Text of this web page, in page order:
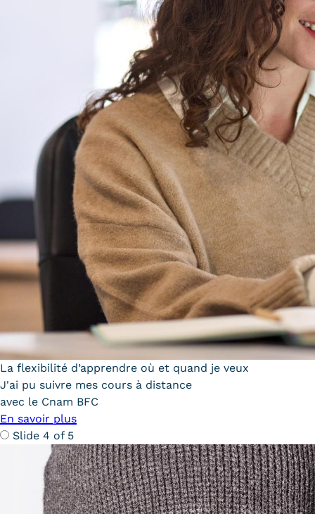
Modalités d'inscription
Modalités de financement
Infos entreprises
Former ses salariés
Accueillir un alternant ?
Taxe d'apprentissage
Infos enseignants
Être enseignant au Cnam
Infos partenaires
Liste des partenaires
Communication
Kits communications Cnam
Prospect
Fiche contact salons, forums,
JPO
La flexibilité d’apprendre où et quand je veux
J'ai pu suivre mes cours à distance
avec le Cnam BFC
En savoir plus
Slide 4 of 5